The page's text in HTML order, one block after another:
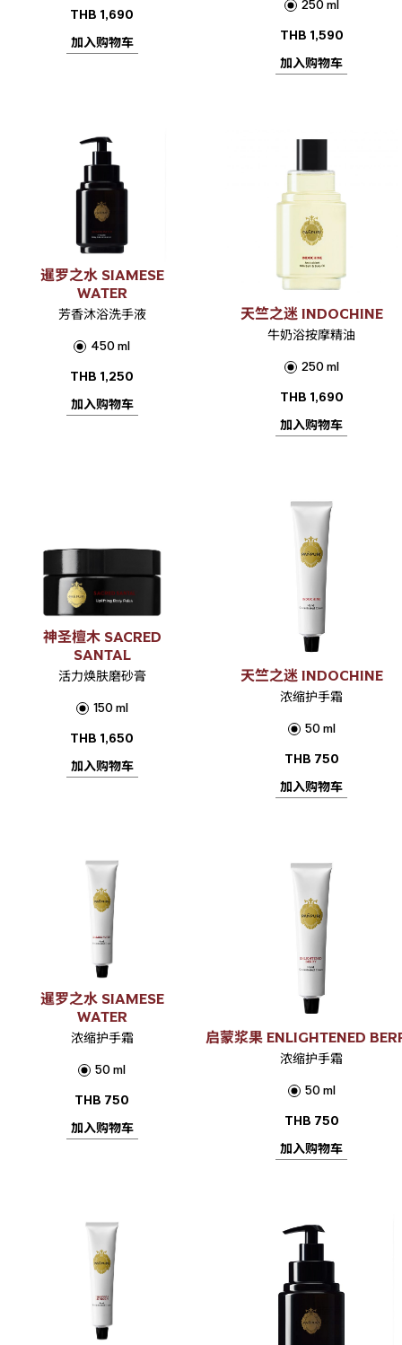
THB 1,690
加入购物车
250 ml
THB 1,590
加入购物车
暹罗之水 SIAMESE
WATER
芳香沐浴洗手液
450 ml
THB 1,250
加入购物车
天竺之迷 INDOCHINE
牛奶浴按摩精油
250 ml
THB 1,690
加入购物车
神圣檀木 SACRED
SANTAL
活力焕肤磨砂膏
150 ml
THB 1,650
加入购物车
天竺之迷 INDOCHINE
浓缩护手霜
50 ml
THB 750
加入购物车
暹罗之水 SIAMESE
WATER
浓缩护手霜
50 ml
THB 750
加入购物车
启蒙浆果 ENLIGHTENED
浓缩护手霜
50 ml
THB 750
加入购物车